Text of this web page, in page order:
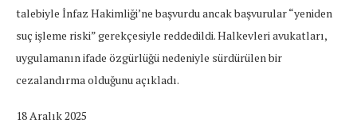
talebiyle İnfaz Hakimliği’ne başvurdu ancak başvurular “yeniden
suç işleme riski” gerekçesiyle reddedildi. Halkevleri avukatları,
uygulamanın ifade özgürlüğü nedeniyle sürdürülen bir
cezalandırma olduğunu açıkladı.
18 Aralık 2025